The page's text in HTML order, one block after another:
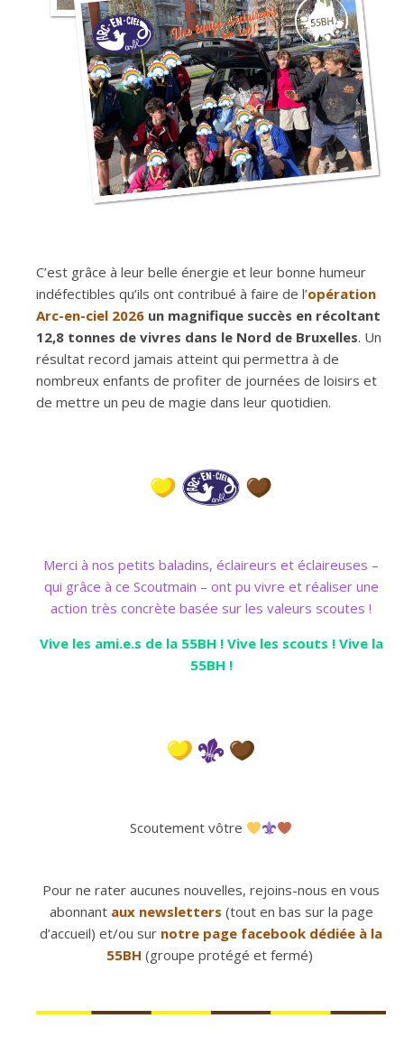
C’est grâce à leur belle énergie et leur bonne humeur
indéfectibles qu’ils ont contribué à faire de l’opération
Arc-en-ciel 2026 un magnifique succès en récoltant
12,8 tonnes de vivres dans le Nord de Bruxelles. Un
résultat record jamais atteint qui permettra à de
nombreux enfants de profiter de journées de loisirs et
de mettre un peu de magie dans leur quotidien.
Merci à nos petits baladins, éclaireurs et éclaireuses –
qui grâce à ce Scoutmain – ont pu vivre et réaliser une
action très concrète basée sur les valeurs scoutes !
Vive les ami.e.s de la 55BH ! Vive les scouts ! Vive la
55BH !
Scoutement vôtre
Pour ne rater aucunes nouvelles, rejoins-nous en vous
abonnant aux newsletters (tout en bas sur la page
d’accueil) et/ou sur notre page facebook dédiée à la
55BH (groupe protégé et fermé)